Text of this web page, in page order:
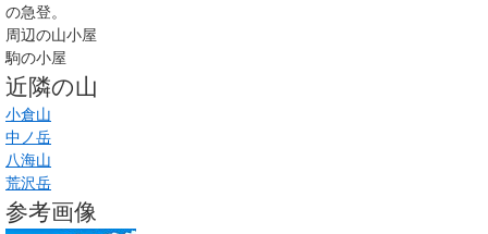
の急登。
周辺の山小屋
駒の小屋
近隣の山
小倉山
中ノ岳
八海山
荒沢岳
参考画像